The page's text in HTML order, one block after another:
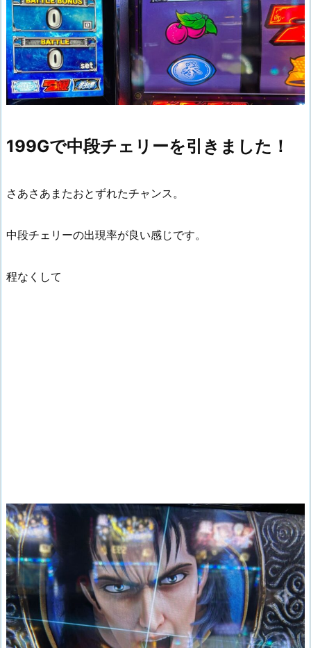
199Gで中段チェリーを引きました！
さあさあまたおとずれたチャンス。
中段チェリーの出現率が良い感じです。
程なくして